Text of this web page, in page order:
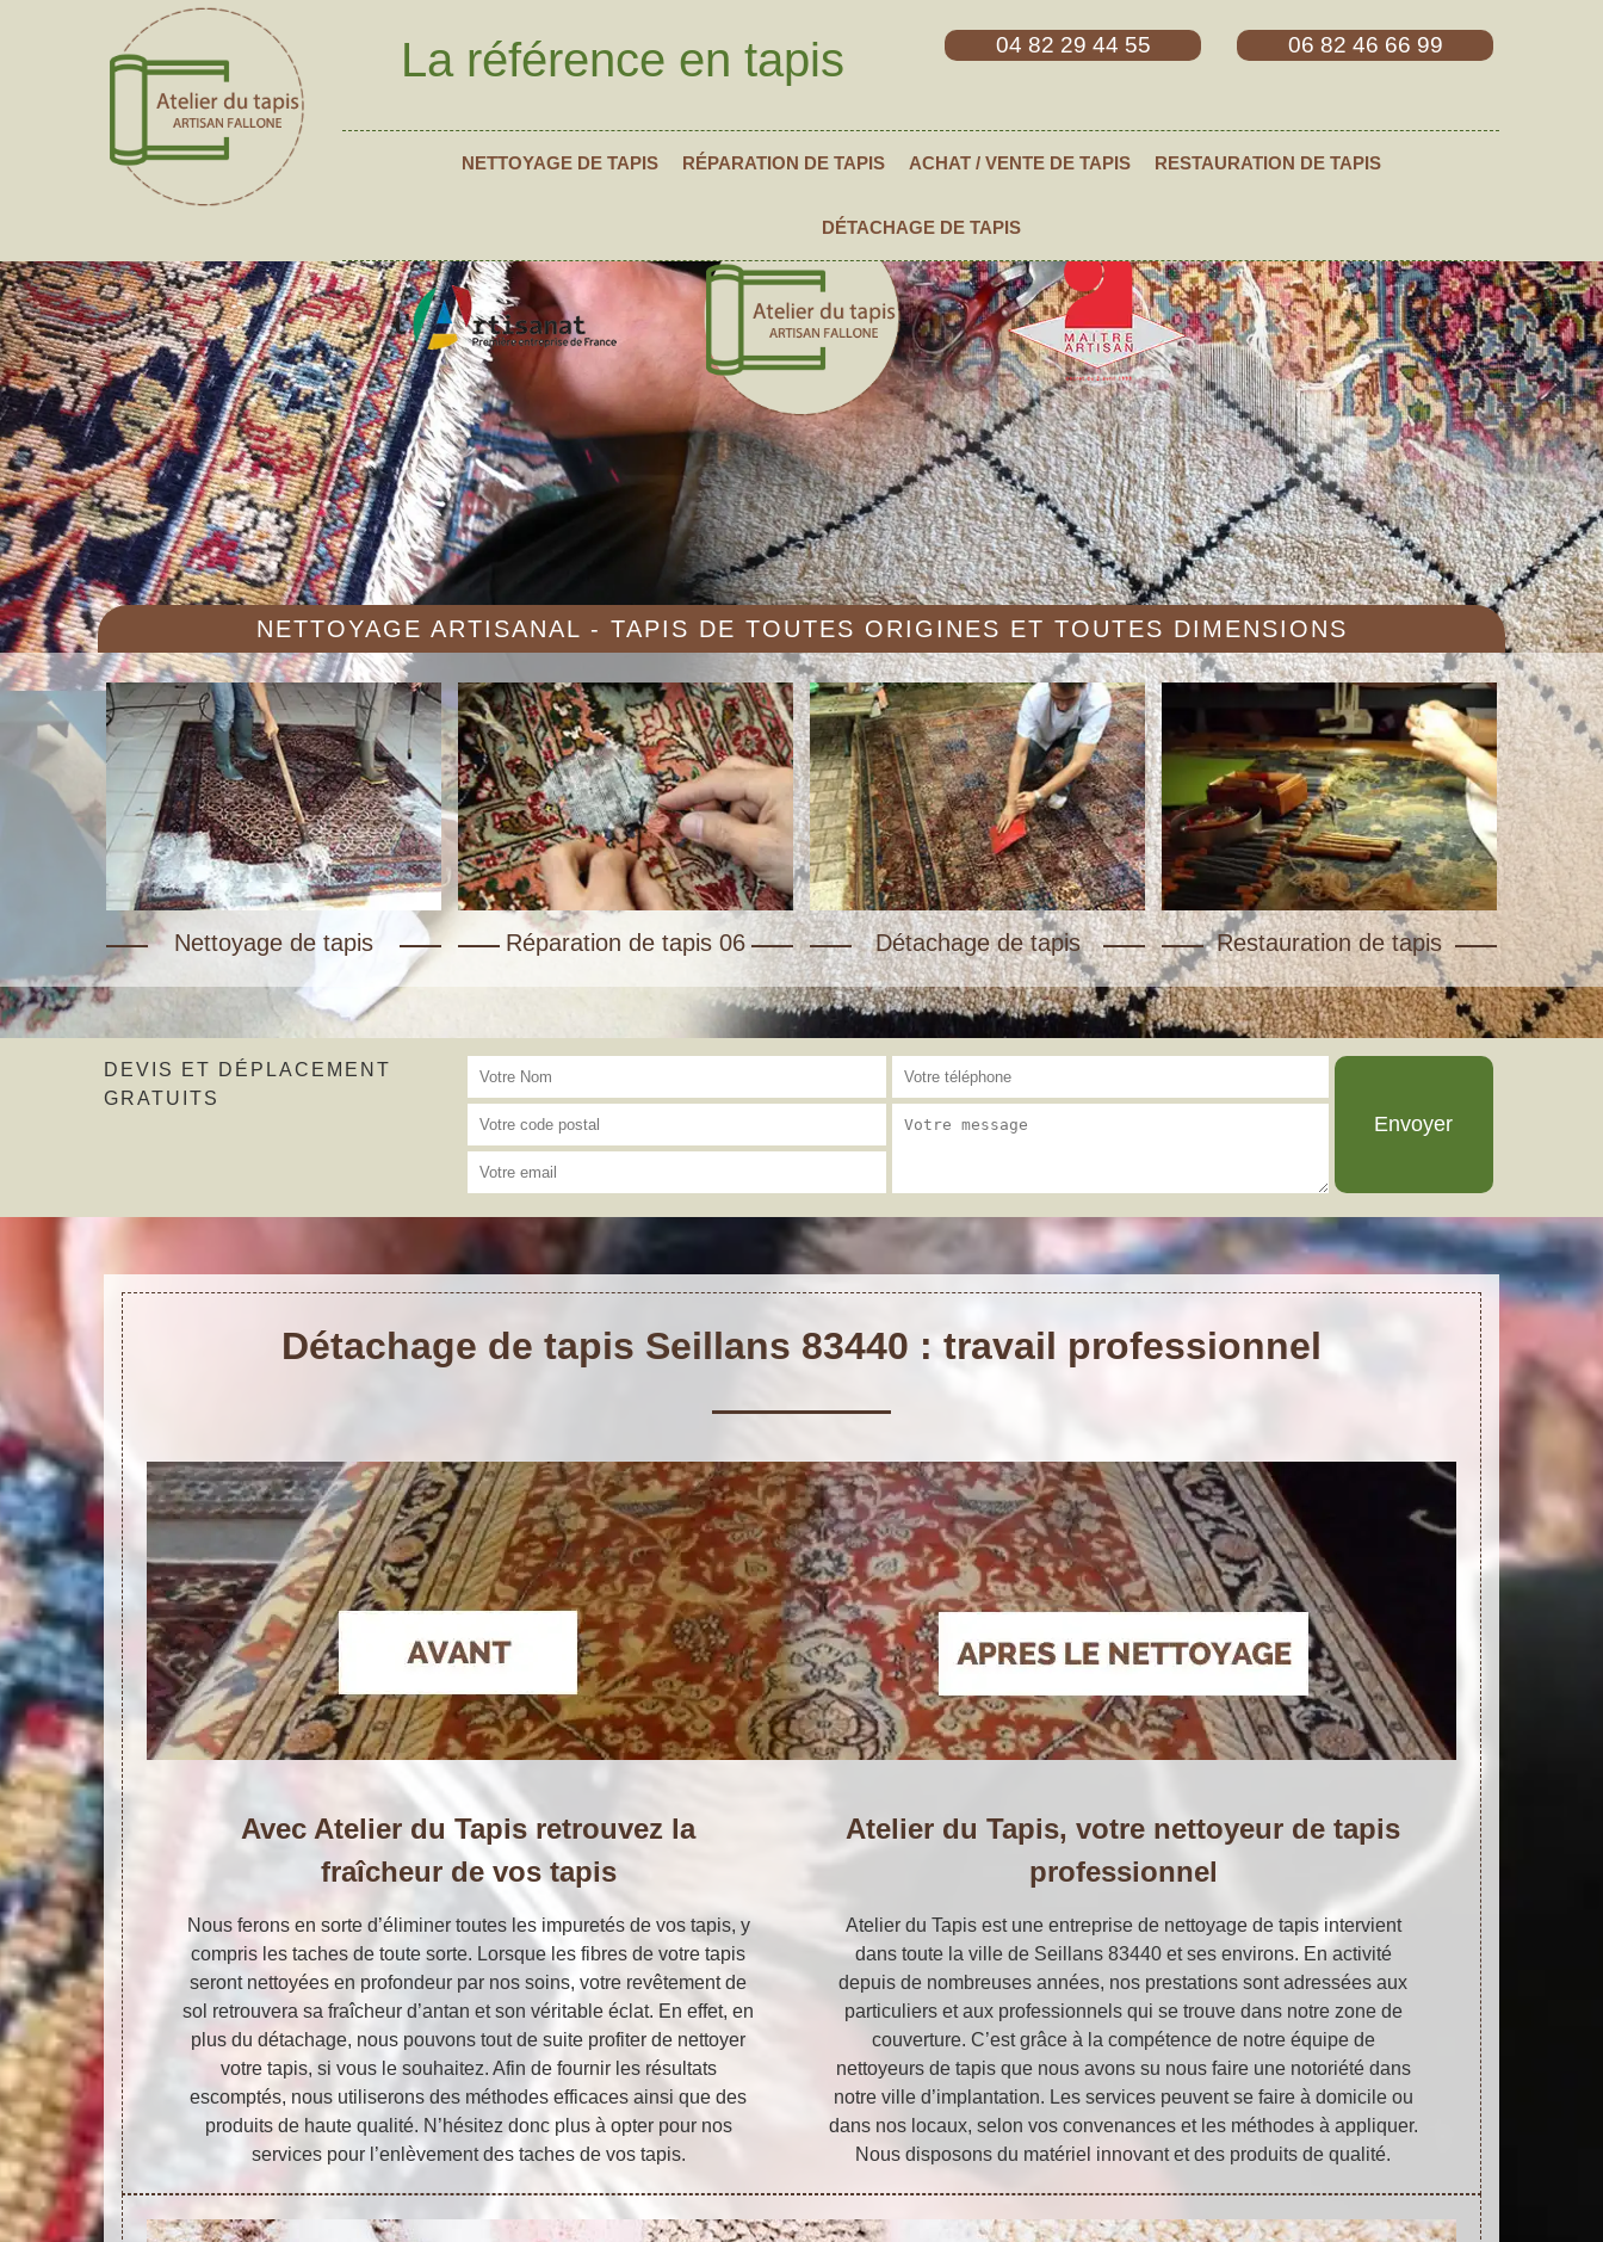
La référence en tapis 04 82 29 44 55 06 82 46 66 99
NETTOYAGE DE TAPIS RÉPARATION DE TAPIS ACHAT / VENTE DE TAPIS RESTAURATION DE TAPIS
DÉTACHAGE DE TAPIS
NETTOYAGE ARTISANAL - TAPIS DE TOUTES ORIGINES ET TOUTES DIMENSIONS
Nettoyage de tapis Réparation de tapis 06 Détachage de tapis Restauration de tapis
DEVIS ET DÉPLACEMENT
GRATUITS
Détachage de tapis Seillans 83440 : travail professionnel
Avec Atelier du Tapis retrouvez la
fraîcheur de vos tapis
Nous ferons en sorte d’éliminer toutes les impuretés de vos tapis, y
compris les taches de toute sorte. Lorsque les fibres de votre tapis
seront nettoyées en profondeur par nos soins, votre revêtement de
sol retrouvera sa fraîcheur d’antan et son véritable éclat. En effet, en
plus du détachage, nous pouvons tout de suite profiter de nettoyer
votre tapis, si vous le souhaitez. Afin de fournir les résultats
escomptés, nous utiliserons des méthodes efficaces ainsi que des
produits de haute qualité. N’hésitez donc plus à opter pour nos
services pour l’enlèvement des taches de vos tapis.
Atelier du Tapis, votre nettoyeur de tapis
professionnel
Atelier du Tapis est une entreprise de nettoyage de tapis intervient
dans toute la ville de Seillans 83440 et ses environs. En activité
depuis de nombreuses années, nos prestations sont adressées aux
particuliers et aux professionnels qui se trouve dans notre zone de
couverture. C’est grâce à la compétence de notre équipe de
nettoyeurs de tapis que nous avons su nous faire une notoriété dans
notre ville d’implantation. Les services peuvent se faire à domicile ou
dans nos locaux, selon vos convenances et les méthodes à appliquer.
Nous disposons du matériel innovant et des produits de qualité.